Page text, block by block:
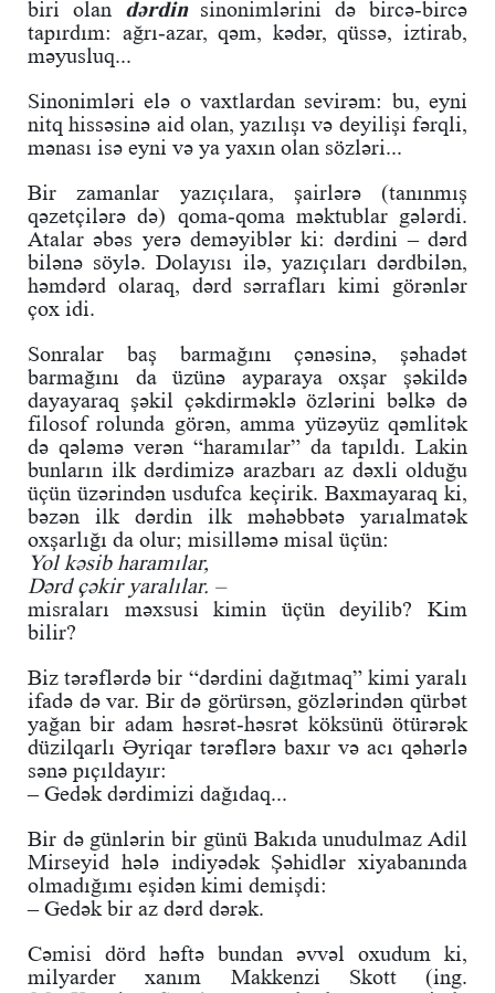
biri olan dərdinsinonimlərini də bircə-bircə
tapırdım: ağrı-azar, qəm, kədər, qüssə, iztirab,
məyusluq...
Sinonimləri elə o vaxtlardan sevirəm: bu, eyni
nitq hissəsinə aid olan, yazılışı və deyilişi fərqli,
mənası isə eyni və ya yaxın olan sözləri...
Bir zamanlar yazıçılara, şairlərə (tanınmış
qəzetçilərə də) qoma-qoma məktublar gələrdi.
Atalar əbəs yerə deməyiblər ki: dərdini – dərd
bilənə söylə. Dolayısı ilə, yazıçıları dərdbilən,
həmdərd olaraq, dərd sərrafları kimi görənlər
çox idi.
Sonralar baş barmağını çənəsinə, şəhadət
barmağını da üzünə ayparaya oxşar şəkildə
dayayaraq şəkil çəkdirməklə özlərini bəlkə də
filosof rolunda görən, amma yüzəyüz qəmlitək
də qələmə verən “haramılar” da tapıldı. Lakin
bunların ilk dərdimizə arazbarı az dəxli olduğu
üçün üzərindən usdufca keçirik. Baxmayaraq ki,
bəzən ilk dərdin ilk məhəbbətə yarıalmatək
oxşarlığı da olur; misilləmə misal üçün:
Yol kəsib haramılar,
Dərd çəkir yaralılar. –
misraları məxsusi kimin üçün deyilib? Kim
bilir?
Biz tərəflərdə bir “dərdini dağıtmaq” kimi yaralı
ifadə də var. Bir də görürsən, gözlərindən qürbət
yağan bir adam həsrət-həsrət köksünü ötürərək
düzilqarlı Əyriqar tərəflərə baxır və acı qəhərlə
sənə pıçıldayır:
– Gedək dərdimizi dağıdaq...
Bir də günlərin bir günü Bakıda unudulmaz Adil
Mirseyid hələ indiyədək Şəhidlər xiyabanında
olmadığımı eşidən kimi demişdi:
– Gedək bir az dərd dərək.
Cəmisi dörd həftə bundan əvvəl oxudum ki,
milyarder xanım Makkenzi Skott (ing.